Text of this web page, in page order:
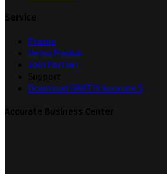
Promo
Demo Produk
Join Partner
Download GRATIS Accurate 5